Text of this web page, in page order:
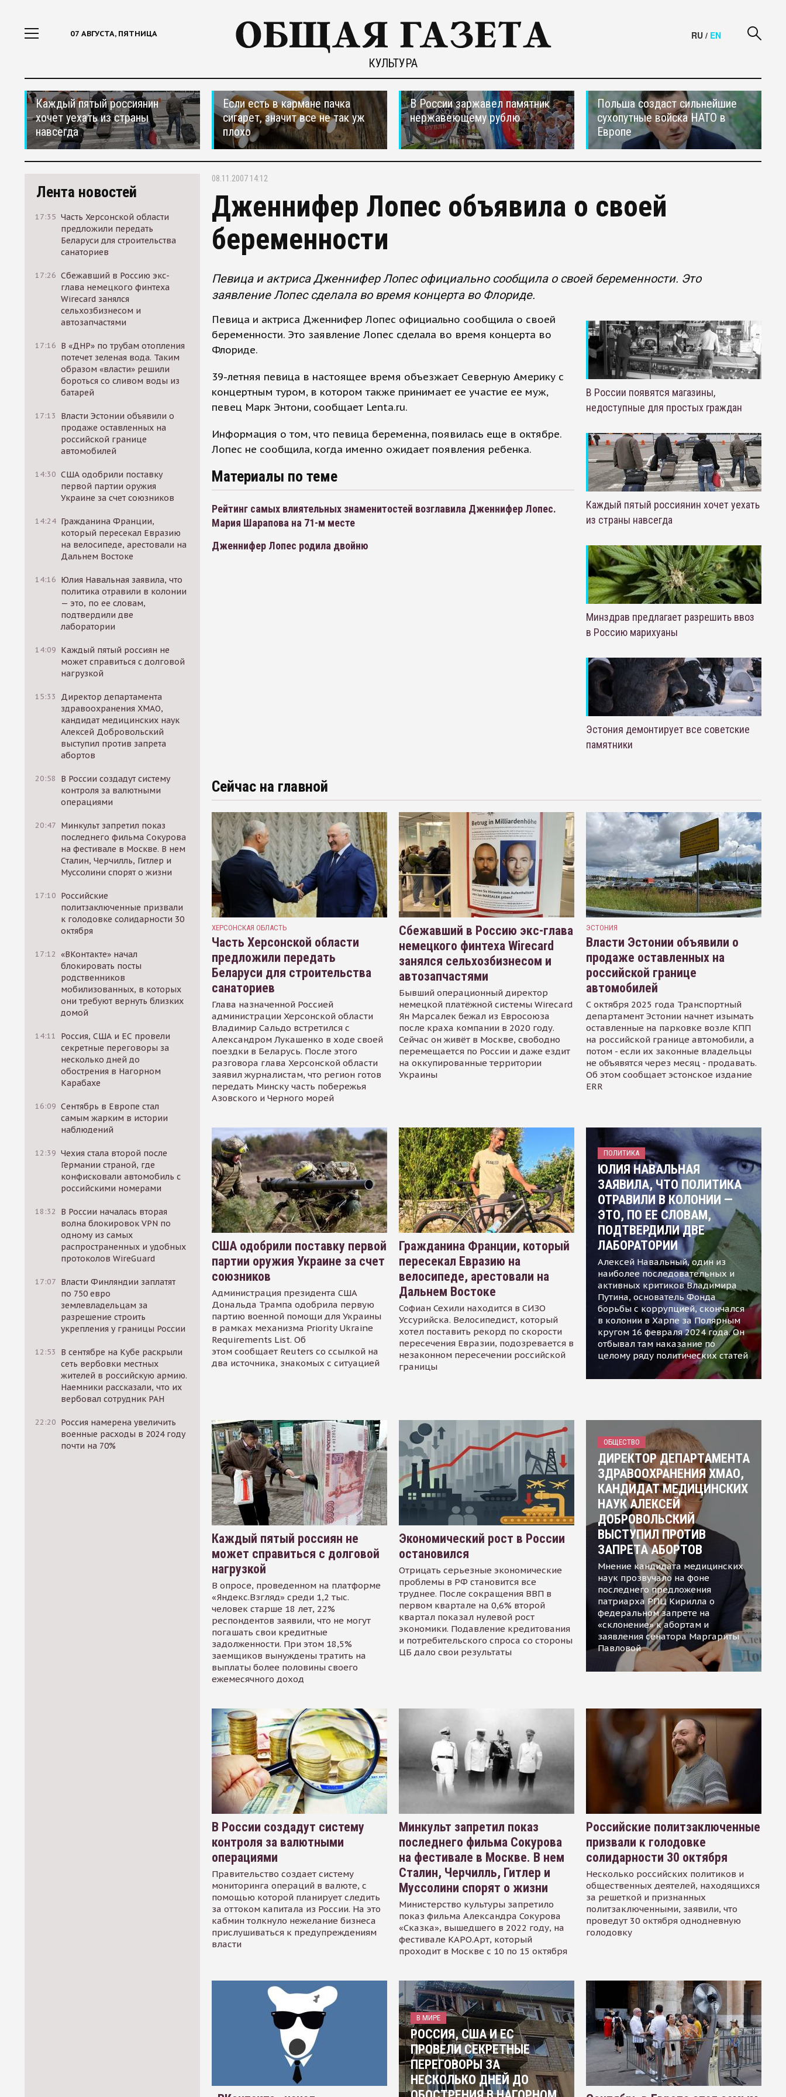
07 АВГУСТА, ПЯТНИЦА
КУЛЬТУРА
RU / EN
Каждый пятый россиянин
хочет уехать из страны
навсегда
Если есть в кармане пачка
сигарет, значит все не так уж
плохо
В России заржавел памятник
нержавеющему рублю
Польша создаст сильнейшие
сухопутные войска НАТО в
Европе
Лента новостей
17:35 Часть Херсонской области
предложили передать
Беларуси для строительства
санаториев
17:26 Сбежавший в Россию экс-
глава немецкого финтеха
Wirecard занялся
сельхозбизнесом и
автозапчастями
17:16 В «ДНР» по трубам отопления
потечет зеленая вода. Таким
образом «власти» решили
бороться со сливом воды из
батарей
17:13
Власти Эстонии объявили о
продаже оставленных на
российской границе
автомобилей
14:30 США одобрили поставку
первой партии оружия
Украине за счет союзников
14:24 Гражданина Франции,
который пересекал Евразию
на велосипеде, арестовали на
Дальнем Востоке
14:16 Юлия Навальная заявила, что
политика отравили в колонии
— это, по ее словам,
подтвердили две
лаборатории
14:09 Каждый пятый россиян не
может справиться с долговой
нагрузкой
15:33
Директор департамента
здравоохранения ХМАО,
кандидат медицинских наук
Алексей Добровольский
выступил против запрета
абортов
20:58
В России создадут систему
контроля за валютными
операциями
20:47 Минкульт запретил показ
последнего фильма Сокурова
на фестивале в Москве. В нем
Сталин, Черчилль, Гитлер и
Муссолини спорят о жизни
17:10 Российские
политзаключенные призвали
к голодовке солидарности 30
октября
17:12 «ВКонтакте» начал
блокировать посты
родственников
мобилизованных, в которых
они требуют вернуть близких
домой
14:11
Россия, США и ЕС провели
секретные переговоры за
несколько дней до
обострения в Нагорном
Карабахе
16:09 Сентябрь в Европе стал
самым жарким в истории
наблюдений
12:39 Чехия стала второй после
Германии страной, где
конфисковали автомобиль с
российскими номерами
18:32
В России началась вторая
волна блокировок VPN по
одному из самых
распространенных и удобных
протоколов WireGuard
17:07 Власти Финляндии заплатят
по 750 евро
землевладельцам за
разрешение строить
укрепления у границы России
12:53
В сентябре на Кубе раскрыли
сеть вербовки местных
жителей в российскую армию.
Наемники рассказали, что их
вербовал сотрудник РАН
22:20 Россия намерена увеличить
военные расходы в 2024 году
почти на 70%
08.11.2007 14:12
Дженнифер Лопес объявила о своей
беременности
Певица и актриса Дженнифер Лопес официально сообщила о своей беременности. Это
заявление Лопес сделала во время концерта во Флориде.
Певица и актриса Дженнифер Лопес официально сообщила о своей
беременности. Это заявление Лопес сделала во время концерта во
Флориде.
39-летняя певица в настоящее время объезжает Северную Америку с
концертным туром, в котором также принимает ее участие ее муж,
певец Марк Энтони, сообщает Lenta.ru.
Информация о том, что певица беременна, появилась еще в октябре.
Лопес не сообщила, когда именно ожидает появления ребенка.
Материалы по теме
Рейтинг самых влиятельных знаменитостей возглавила Дженнифер Лопес.
Мария Шарапова на 71-м месте
Дженнифер Лопес родила двойню
В России появятся магазины,
недоступные для простых граждан
Каждый пятый россиянин хочет уехать
из страны навсегда
Минздрав предлагает разрешить ввоз
в Россию марихуаны
Эстония демонтирует все советские
памятники
Сейчас на главной
ХЕРСОНСКАЯ ОБЛАСТЬ
Часть Херсонской области
предложили передать
Беларуси для строительства
санаториев
Глава назначенной Россией
администрации Херсонской области
Владимир Сальдо встретился с
Александром Лукашенко в ходе своей
поездки в Беларусь. После этого
разговора глава Херсонской области
заявил журналистам, что регион готов
передать Минску часть побережья
Азовского и Черного морей
Сбежавший в Россию экс-глава
немецкого финтеха Wirecard
занялся сельхозбизнесом и
автозапчастями
Бывший операционный директор
немецкой платёжной системы Wirecard
Ян Марсалек бежал из Евросоюза
после краха компании в 2020 году.
Сейчас он живёт в Москве, свободно
перемещается по России и даже ездит
на оккупированные территории
Украины
ЭСТОНИЯ
Власти Эстонии объявили о
продаже оставленных на
российской границе
автомобилей
С октября 2025 года Транспортный
департамент Эстонии начнет изымать
оставленные на парковке возле КПП
на российской границе автомобили, а
потом - если их законные владельцы
не объявятся через месяц - продавать.
Об этом сообщает эстонское издание
ERR
США одобрили поставку первой
партии оружия Украине за счет
союзников
Администрация президента США
Дональда Трампа одобрила первую
партию военной помощи для Украины
в рамках механизма Priority Ukraine
Requirements List. Об
этом сообщает Reuters со ссылкой на
два источника, знакомых с ситуацией
Гражданина Франции, который
пересекал Евразию на
велосипеде, арестовали на
Дальнем Востоке
Софиан Сехили находится в СИЗО
Уссурийска. Велосипедист, который
хотел поставить рекорд по скорости
пересечения Евразии, подозревается в
незаконном пересечении российской
границы
ПОЛИТИКА
ЮЛИЯ НАВАЛЬНАЯ
ЗАЯВИЛА, ЧТО ПОЛИТИКА
ОТРАВИЛИ В КОЛОНИИ —
ЭТО, ПО ЕЕ СЛОВАМ,
ПОДТВЕРДИЛИ ДВЕ
ЛАБОРАТОРИИ
Алексей Навальный, один из
наиболее последовательных и
активных критиков Владимира
Путина, основатель Фонда
борьбы с коррупцией, скончался
в колонии в Харпе за Полярным
кругом 16 февраля 2024 года. Он
отбывал там наказание по
целому ряду политических статей
Каждый пятый россиян не
может справиться с долговой
нагрузкой
В опросе, проведенном на платформе
«Яндекс.Взгляд» среди 1,2 тыс.
человек старше 18 лет, 22%
респондентов заявили, что не могут
погашать свои кредитные
задолженности. При этом 18,5%
заемщиков вынуждены тратить на
выплаты более половины своего
ежемесячного доход
Экономический рост в России
остановился
Отрицать серьезные экономические
проблемы в РФ становится все
труднее. После сокращения ВВП в
первом квартале на 0,6% второй
квартал показал нулевой рост
экономики. Подавление кредитования
и потребительского спроса со стороны
ЦБ дало свои результаты
ОБЩЕСТВО
ДИРЕКТОР ДЕПАРТАМЕНТА
ЗДРАВООХРАНЕНИЯ ХМАО,
КАНДИДАТ МЕДИЦИНСКИХ
НАУК АЛЕКСЕЙ
ДОБРОВОЛЬСКИЙ
ВЫСТУПИЛ ПРОТИВ
ЗАПРЕТА АБОРТОВ
Мнение кандидата медицинских
наук прозвучало на фоне
последнего предложения
патриарха РПЦ Кирилла о
федеральном запрете на
«склонение» к абортам и
заявления сенатора Маргариты
Павловой
В России создадут систему
контроля за валютными
операциями
Правительство создает систему
мониторинга операций в валюте, с
помощью которой планирует следить
за оттоком капитала из России. На это
кабмин толкнуло нежелание бизнеса
прислушиваться к предупреждениям
власти
Минкульт запретил показ
последнего фильма Сокурова
на фестивале в Москве. В нем
Сталин, Черчилль, Гитлер и
Муссолини спорят о жизни
Министерство культуры запретило
показ фильма Александра Сокурова
«Сказка», вышедшего в 2022 году, на
фестивале КАРО.Арт, который
проходит в Москве с 10 по 15 октября
Российские политзаключенные
призвали к голодовке
солидарности 30 октября
Несколько российских политиков и
общественных деятелей, находящихся
за решеткой и признанных
политзаключенными, заявили, что
проведут 30 октября однодневную
голодовку
В МИРЕ
РОССИЯ, США И ЕС
ПРОВЕЛИ СЕКРЕТНЫЕ
ПЕРЕГОВОРЫ ЗА
НЕСКОЛЬКО ДНЕЙ ДО